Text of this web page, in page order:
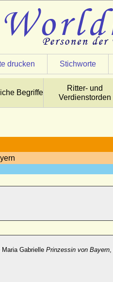
drucken Stichworte
Begriffe
Ritter- und
Verdienstorden
Gabrielle Prinzessin von Bayern,